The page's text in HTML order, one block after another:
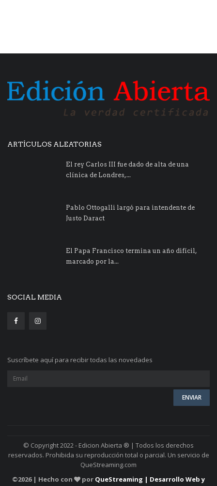
ARTÍCULOS ALEATORIAS
El rey Carlos III fue dado de alta de una
clínica de Londres,...
Pablo Ottogalli largó para intendente de
Justo Daract
El Papa Francisco termina un año difícil,
marcado por la...
SOCIAL MEDIA
Suscríbete aquí para recibir todas las novedades
© Copyright 2022 - Edicion Abierta ® | Todos los derechos
reservados. Prohibida su reproducción total o parcial. Un servicio de
QueStreaming.com
©2026 | Hecho con por QueStreaming | Desarrollo Web y